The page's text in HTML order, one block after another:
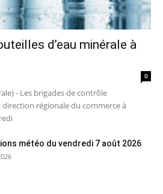
d’eau minérale à
0
- Les brigades de contrôle
régionale du commerce à
météo du vendredi 7 août 2026